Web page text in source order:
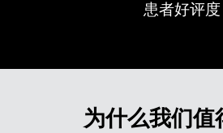
患者好评度
为什么我们值